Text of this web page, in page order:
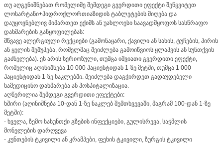
თუ აღგენიშნებათ რომელიმე შემდეგი გვერდითი ეფექტი შეწყვიტეთ
ლოსარტანი+ჰიდროქლორთიაზიდის ტაბლეტების მიღება და
დაუყოვნებლივ მიმართეთ ექიმს ან უახლოესი საავადმყოფოს სასწრაფო
დახმარების განყოფილებას:
მწვავე ალერგიული რექციები (გამონაყარი, ქავილი ან სახის, ტუჩების, პირის
ან ყელის შეშუპება, რომელმაც შეიძლება გამოიწვიოს ყლაპვის ან სუნთქვის
გაძნელება). ეს არის სერიოზული, თუმცა იშვიათი გვერდითი ეფექტი,
რომელიც აღინიშნება 10 000 პაციენტიდან 1-ზე მეტში, თუმცა 1 000
პაციენტიდან 1-ზე ნაკლებში. შეიძლება დაგჭირდეთ გადაუდებელი
სამედიცინო დახმარება ან ჰოსპიტალიზაცია.
აღწერილია შემდეგი გვერდითი ეფექტები:
ხშირი (აღინიშნება 10-დან 1-ზე ნაკლებ შემთხვევაში, მაგრამ 100-დან 1-ზე
მეტში):
- ხველა, ზემო სასუნთქი გზების ინფექციები, გულისრევა, საჭმლის
მონელების დარღვევა
- კუნთების ტკივილი ან კრამპები, ფეხის ტკივილი, ზურგის ტკივილი